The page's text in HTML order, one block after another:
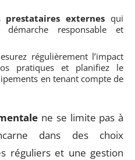
prestataires externes qui
démarche responsable et
régulièrement l’impact
pratiques et planifiez le
en tenant compte de
ne se limite pas à
dans des choix
réguliers et une gestion